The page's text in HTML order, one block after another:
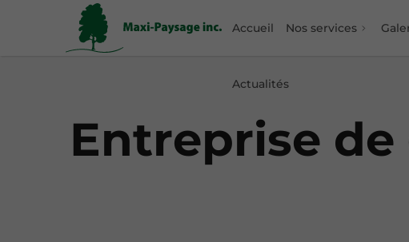
Accueil Nos services
Actualités
Entreprise